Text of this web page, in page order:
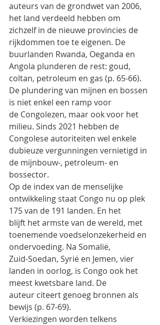
auteurs van de grondwet van 2006,
het land verdeeld hebben om
zichzelf in de nieuwe provincies de
rijkdommen toe te eigenen. De
buurlanden Rwanda, Oeganda en
Angola plunderen de rest: goud,
coltan, petroleum en gas (p. 65-66).
De plundering van mijnen en bossen
is niet enkel een ramp voor
de Congolezen, maar ook voor het
milieu. Sinds 2021 hebben de
Congolese autoriteiten wel enkele
dubieuze vergunningen vernietigd in
de mijnbouw-, petroleum- en
bossector.
Op de index van de menselijke
ontwikkeling staat Congo nu op plek
175 van de 191 landen. En het
blijft het armste van de wereld, met
toenemende voedselonzekerheid en
ondervoeding. Na Somalië,
Zuid-Soedan, Syrië en Jemen, vier
landen in oorlog, is Congo ook het
meest kwetsbare land. De
auteur citeert genoeg bronnen als
bewijs (p. 67-69).
Verkiezingen worden telkens